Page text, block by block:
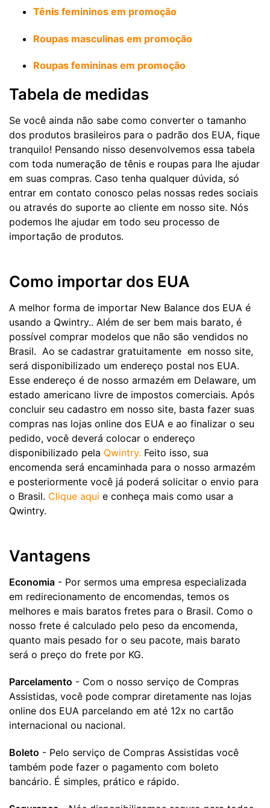
Tênis femininos em promoção
Roupas masculinas em promoção
Roupas femininas em promoção
Tabela de medidas
Se você ainda não sabe como converter o tamanho
dos produtos brasileiros para o padrão dos EUA, fique
tranquilo! Pensando nisso desenvolvemos essa tabela
com toda numeração de tênis e roupas para lhe ajudar
em suas compras. Caso tenha qualquer dúvida, só
entrar em contato conosco pelas nossas redes sociais
ou através do suporte ao cliente em nosso site. Nós
podemos lhe ajudar em todo seu processo de
importação de produtos.
Como importar dos EUA
A melhor forma de importar New Balance dos EUA é
usando a Qwintry.. Além de ser bem mais barato, é
possível comprar modelos que não são vendidos no
Brasil. Ao se cadastrar gratuitamente em nosso site,
será disponibilizado um endereço postal nos EUA.
Esse endereço é de nosso armazém em Delaware, um
estado americano livre de impostos comerciais. Após
concluir seu cadastro em nosso site, basta fazer suas
compras nas lojas online dos EUA e ao finalizar o seu
pedido, você deverá colocar o endereço
disponibilizado pela Qwintry. Feito isso, sua
encomenda será encaminhada para o nosso armazém
e posteriormente você já poderá solicitar o envio para
o Brasil. Clique aqui e conheça mais como usar a
Qwintry.
Vantagens
Economia - Por sermos uma empresa especializada
em redirecionamento de encomendas, temos os
melhores e mais baratos fretes para o Brasil. Como o
nosso frete é calculado pelo peso da encomenda,
quanto mais pesado for o seu pacote, mais barato
será o preço do frete por KG.
Parcelamento - Com o nosso serviço de Compras
Assistidas, você pode comprar diretamente nas lojas
online dos EUA parcelando em até 12x no cartão
internacional ou nacional.
Boleto - Pelo serviço de Compras Assistidas você
também pode fazer o pagamento com boleto
bancário. É simples, prático e rápido.